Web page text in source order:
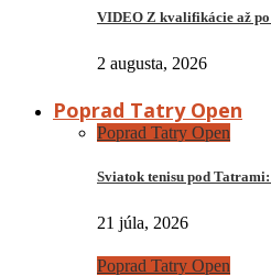
VIDEO Z kvalifikácie až
2 augusta, 2026
Poprad Tatry Open
Poprad Tatry Open
Sviatok tenisu pod
21 júla, 2026
Poprad Tatry Open